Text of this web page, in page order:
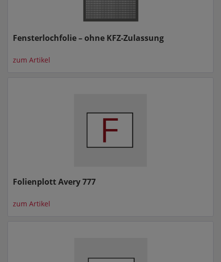
Fensterlochfolie – ohne KFZ-Zulassung
zum Artikel
Folienplott Avery 777
zum Artikel